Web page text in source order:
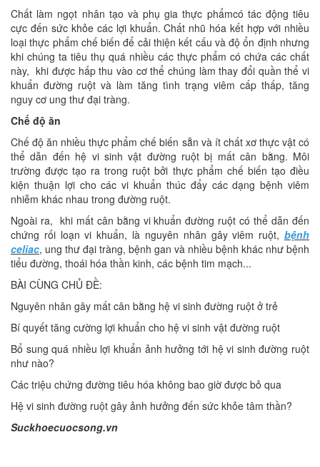
Chất làm ngọt nhân tạo và phụ gia thực phẩmcó tác động tiêu
cực đến sức khỏe các lợi khuẩn. Chất nhũ hóa kết hợp với nhiều
loại thực phẩm chế biến để cải thiện kết cấu và độ ổn định nhưng
khi chúng ta tiêu thụ quá nhiều các thực phẩm có chứa các chất
này, khi được hấp thu vào cơ thể chúng làm thay đổi quần thể vi
khuẩn đường ruột và làm tăng tình trạng viêm cấp thấp, tăng
nguy cơ ung thư đại tràng.
Chế độ ăn
Chế độ ăn nhiều thực phẩm chế biến sẵn và ít chất xơ thực vật có
thể dẫn đến hệ vi sinh vật đường ruột bị mất cân bằng. Môi
trường được tạo ra trong ruột bởi thực phẩm chế biến tạo điều
kiện thuận lợi cho các vi khuẩn thúc đẩy các dạng bệnh viêm
nhiễm khác nhau trong đường ruột.
Ngoài ra, khi mất cân bằng vi khuẩn đường ruột có thể dẫn đến
chứng rối loạn vi khuẩn, là nguyên nhân gây viêm ruột, bệnh
celiac, ung thư đại tràng, bệnh gan và nhiều bệnh khác như bệnh
tiểu đường, thoái hóa thần kinh, các bệnh tim mạch...
BÀI CÙNG CHỦ ĐỀ:
Nguyên nhân gây mất cân bằng hệ vi sinh đường ruột ở trẻ
Bí quyết tăng cường lợi khuẩn cho hệ vi sinh vật đường ruột
Bổ sung quá nhiều lợi khuẩn ảnh hưởng tới hệ vi sinh đường ruột
như nào?
Các triệu chứng đường tiêu hóa không bao giờ được bỏ qua
Hệ vi sinh đường ruột gây ảnh hưởng đến sức khỏe tâm thần?
Suckhoecuocsong.vn